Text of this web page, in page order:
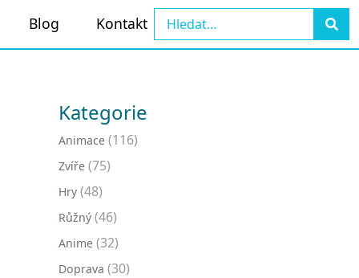
Blog Kontakt
Kategorie
Animace (116)
Zvíře (75)
Hry (48)
Růžný (46)
Anime (32)
Doprava (30)